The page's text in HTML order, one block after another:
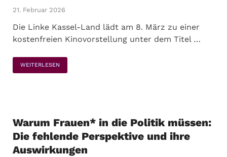
21. Februar 2026
Die Linke Kassel-Land lädt am 8. März zu einer
kostenfreien Kinovorstellung unter dem Titel …
WEITERLESEN
Warum Frauen* in die Politik müssen:
Die fehlende Perspektive und ihre
Auswirkungen